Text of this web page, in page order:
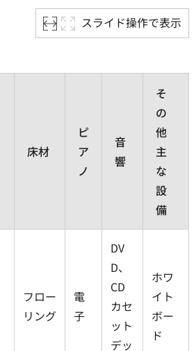
スライド操作で表示
床材
ピ
ア
ノ
音
響
そ
の
他
主
な
設
備
フロー
リング
電
子
DV
D、
CD
カセ
ット
デッ
ホワ
イト
ボー
ド